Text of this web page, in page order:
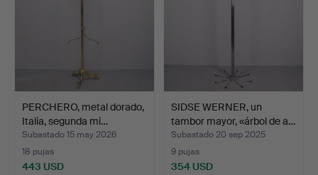
PERCHERO, metal dorado,
Italia, segunda mi…
Subastado 15 may 2026
18 pujas
443 USD
SIDSE WERNER, un
tambor mayor, «árbol de a…
Subastado 20 sep 2025
9 pujas
354 USD